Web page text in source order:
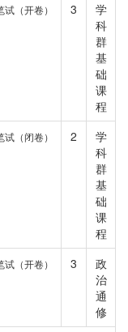
试（开卷） 3
学
科
群
基
础
课
程
试（闭卷） 2
学
科
群
基
础
课
程
试（开卷） 3
政
治
通
修